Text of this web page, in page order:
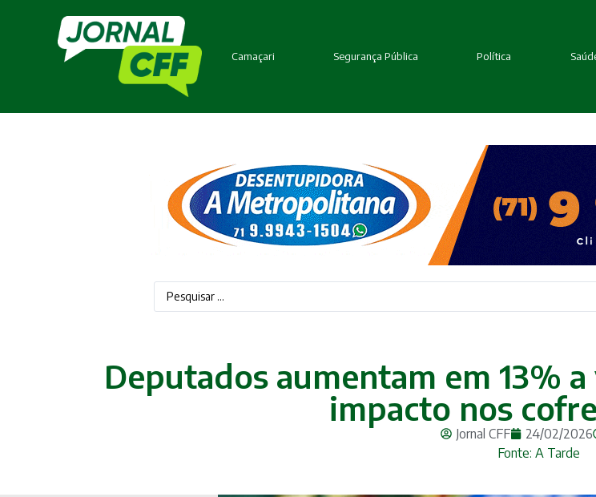
Camaçari Segurança Pública Política
Deputados aumentam em 13%
impacto nos
Jornal CFF 24/02/2026
Fonte: A Tarde